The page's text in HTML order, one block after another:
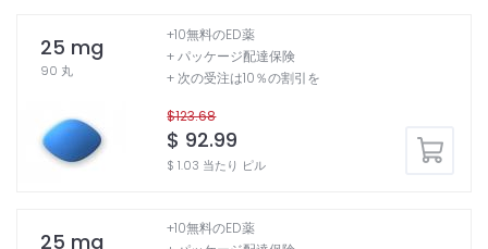
25 mg
90 丸
$123.68
$ 92.99
$ 1.03 当たり ピル
+10無料のED薬
+ パッケージ配達保険
+ 次の受注は10％の割引を
25 mg
+10無料のED薬